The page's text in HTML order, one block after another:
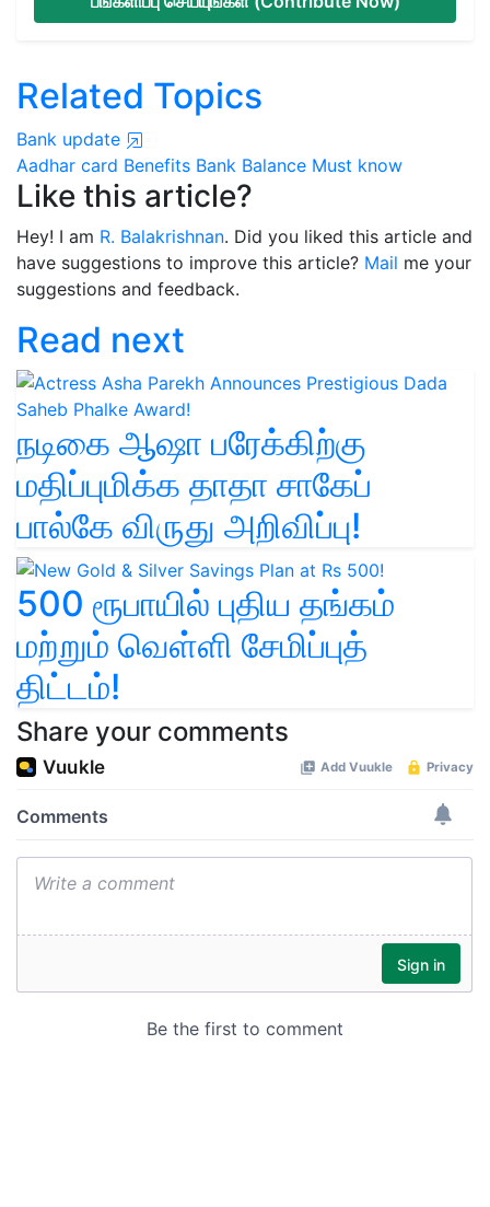
Related Topics
Bank update
Aadhar card Benefits Bank Balance Must know
Like this article?
Hey! I am R. Balakrishnan. Did you liked this article and
have suggestions to improve this article? Mail me your
suggestions and feedback.
Read next
நடிகை ஆஷா பரேக்கிற்கு
மதிப்புமிக்க தாதா சாகேப்
பால்கே விருது அறிவிப்பு!
500 ரூபாயில் புதிய தங்கம்
மற்றும் வெள்ளி சேமிப்புத்
திட்டம்!
Share your comments